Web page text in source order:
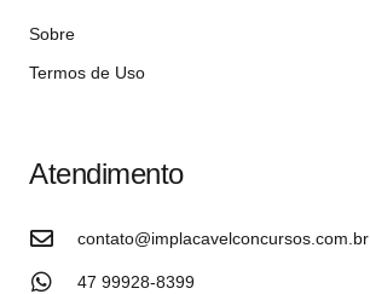
Sobre
Termos de Uso
Atendimento
contato@implacavelconcursos.com.br
47 99928-8399